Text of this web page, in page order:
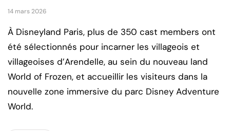
14 mars 2026
À Disneyland Paris, plus de 350 cast members ont
été sélectionnés pour incarner les villageois et
villageoises d’Arendelle, au sein du nouveau land
World of Frozen, et accueillir les visiteurs dans la
nouvelle zone immersive du parc Disney Adventure
World.